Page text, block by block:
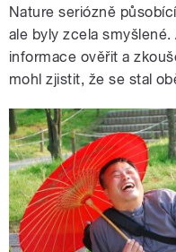
Nature seriózně
ale byly zcela
informace ověřit a
mohl zjistit, že se stal